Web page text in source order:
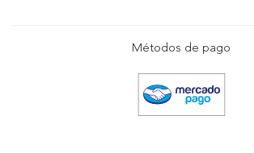
Métodos de pago